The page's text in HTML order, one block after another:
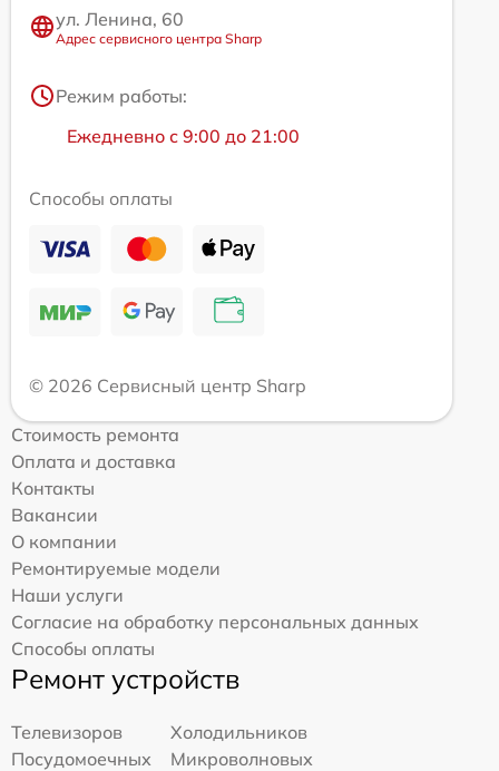
ул. Ленина, 60
Адрес сервисного центра Sharp
Режим работы:
Ежедневно с 9:00 до 21:00
Способы оплаты
© 2026 Сервисный центр Sharp
Стоимость ремонта
Оплата и доставка
Контакты
Вакансии
О компании
Ремонтируемые модели
Наши услуги
Согласие на обработку персональных данных
Способы оплаты
Ремонт устройств
Телевизоров
Холодильников
Посудомоечных
Микроволновых